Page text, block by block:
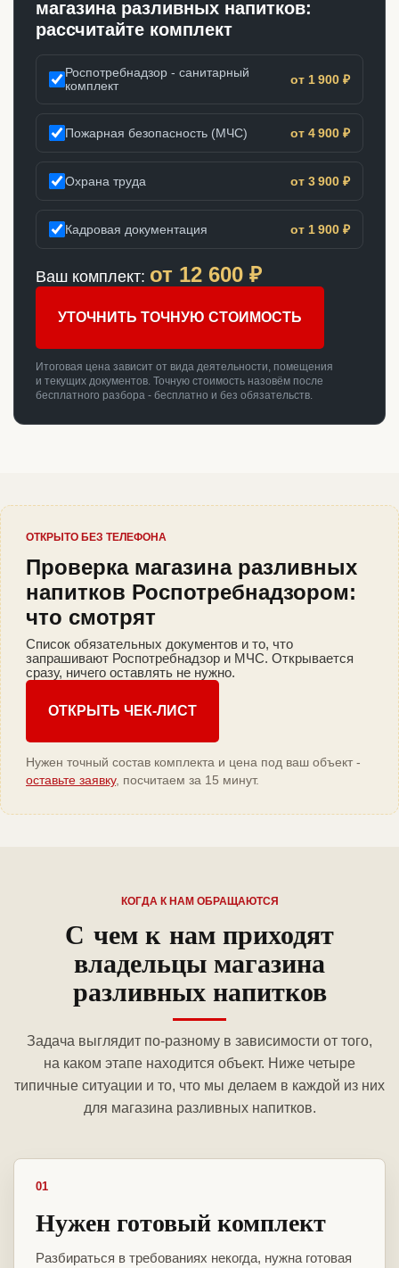
магазина разливных напитков:
рассчитайте комплект
Роспотребнадзор - санитарный
комплект
от 1 900 ₽
Пожарная безопасность (МЧС) от 4 900 ₽
Охрана труда от 3 900 ₽
Кадровая документация от 1 900 ₽
Ваш комплект: от 12 600 ₽
УТОЧНИТЬ ТОЧНУЮ СТОИМОСТЬ
Итоговая цена зависит от вида деятельности, помещения
и текущих документов. Точную стоимость назовём после
бесплатного разбора - бесплатно и без обязательств.
ОТКРЫТО БЕЗ ТЕЛЕФОНА
Проверка магазина разливных
напитков Роспотребнадзором:
что смотрят
Список обязательных документов и то, что
запрашивают Роспотребнадзор и МЧС. Открывается
сразу, ничего оставлять не нужно.
ОТКРЫТЬ ЧЕК-ЛИСТ
Нужен точный состав комплекта и цена под ваш объект -
оставьте заявку, посчитаем за 15 минут.
КОГДА К НАМ ОБРАЩАЮТСЯ
С чем к нам приходят
владельцы магазина
разливных напитков
Задача выглядит по-разному в зависимости от того,
на каком этапе находится объект. Ниже четыре
типичные ситуации и то, что мы делаем в каждой из них
для магазина разливных напитков.
01
Нужен готовый комплект
Разбираться в требованиях некогда, нужна готовая